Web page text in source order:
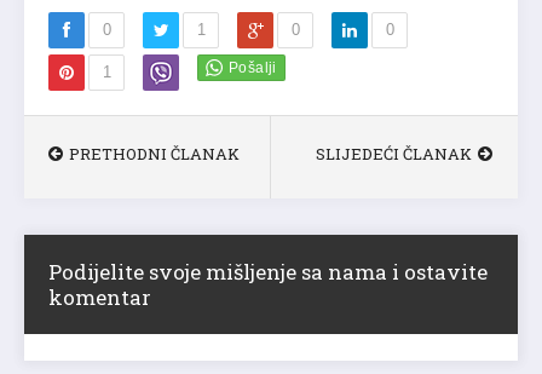
0 1 0 0
1
PRETHODNI ČLANAK SLIJEDEĆI ČLANAK
Podijelite svoje mišljenje sa nama i ostavite
komentar